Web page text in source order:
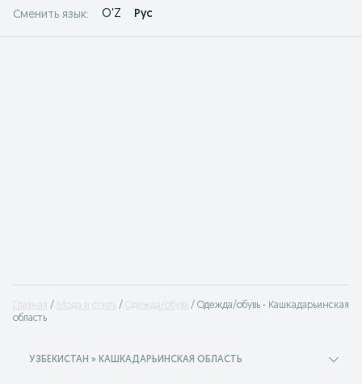
Сменить язык: O'Z Рус
Главная Мода и стиль Одежда/обувь
Одежда/обувь - Кашкадарьинская
область
УЗБЕКИСТАН » КАШКАДАРЬИНСКАЯ ОБЛАСТЬ